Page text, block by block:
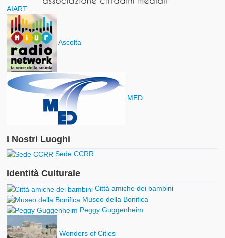
AIART
Ascolta
MED
I Nostri Luoghi
Sede CCRR
Identità Culturale
Città amiche dei bambini
Museo della Bonifica
Peggy Guggenheim
Wonders of Cities